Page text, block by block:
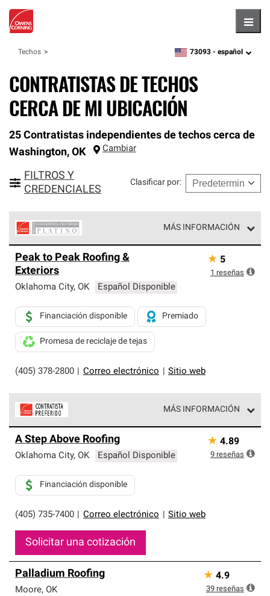
Techos zipcode,language
73093 - español
CONTRATISTAS DE TECHOS
CERCA DE MI UBICACIÓN
25 Contratistas independientes de techos cerca de
Washington, OK Cambiar
FILTROS Y
CREDENCIALES
Clasificar por:
MÁS INFORMACIÓN
Corning constituyen el nivel superior de nuestra red
exclusiva y cumplen con estándares estrictos de
profesionalismo, confiabilidad y destreza incomparable.
sistemas de techos.
Peak to Peak Roofing &
Exteriors
Oklahoma City, OK Español Disponible
(405) 378-2800 Correo electrónico Sitio web
Financiación disponible Premiado
Promesa de reciclaje de tejas
★ 5
1 reseñas
MÁS INFORMACIÓN
parte de una red exclusiva de profesionales de techos
que cumplen con altos estándares y requisitos estrictos
A Step Above Roofing
Oklahoma City, OK Español Disponible
(405) 735-7400 Correo electrónico Sitio web
Financiación disponible
Solicitar una cotización
★ 4.89
9 reseñas
Palladium Roofing
Moore, OK
★ 4.9
39 reseñas